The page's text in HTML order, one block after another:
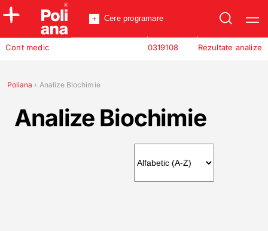
Policlinica
Analize
Cont medic Rezultate analize
0319108
Cere programare
Poliana › Analize Biochimie
Analize Biochimie